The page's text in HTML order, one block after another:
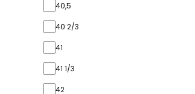
40,5
40 2/3
41
41 1/3
42